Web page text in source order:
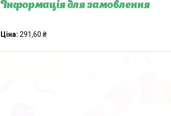
Інформація для замовлення
Ціна: 291,60 ₴